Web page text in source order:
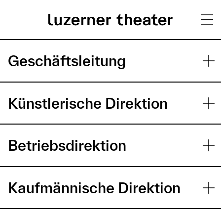
zum
Inhalt
H
u
p
t
m
e
n
Geschäftsleitung
Künstlerische Direktion
Betriebsdirektion
Kaufmännische Direktion